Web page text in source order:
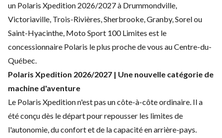
un Polaris Xpedition 2026/2027 à Drummondville,
Victoriaville, Trois-Rivières, Sherbrooke, Granby, Sorel ou
Saint-Hyacinthe, Moto Sport 100 Limites est le
concessionnaire Polaris le plus proche de vous au Centre-du-
Québec.
Polaris Xpedition 2026/2027 | Une nouvelle catégorie de
machine d'aventure
Le Polaris Xpedition n'est pas un côte-à-côte ordinaire. Il a
été conçu dès le départ pour repousser les limites de
l'autonomie, du confort et de la capacité en arrière-pays.